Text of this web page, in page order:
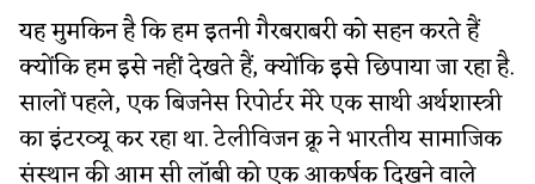
यह मुमकिन है कि हम इतनी गैरबराबरी को सहन करते हैं
क्योंकि हम इसे नहीं देखते हैं, क्योंकि इसे छिपाया जा रहा है.
सालों पहले, एक बिजनेस रिपोर्टर मेरे एक साथी अर्थशास्त्री
का इंटरव्यू कर रहा था. टेलीविजन क्रू ने भारतीय सामाजिक